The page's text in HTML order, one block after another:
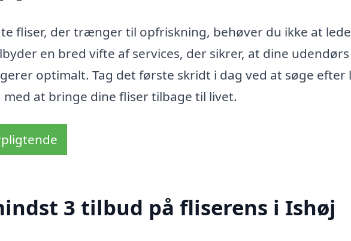
fliser, der trænger til opfriskning, behøver du ikke at lede
en bred vifte af services, der sikrer, at dine udendørs
optimalt. Tag det første skridt i dag ved at søge efter
at bringe dine fliser tilbage til livet.
3 tilbud på fliserens i Ishøj